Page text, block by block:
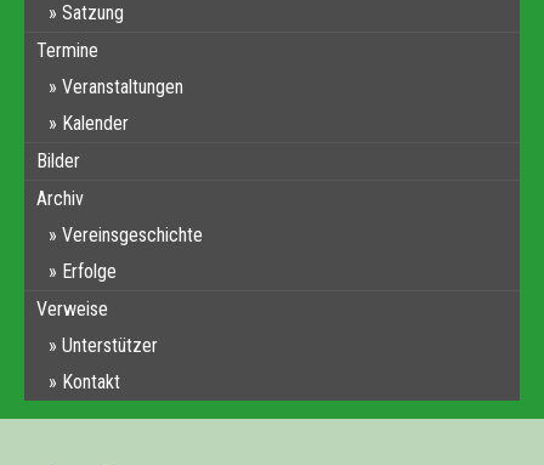
Satzung
Termine
Veranstaltungen
Kalender
Bilder
Archiv
Vereinsgeschichte
Erfolge
Verweise
Unterstützer
Kontakt